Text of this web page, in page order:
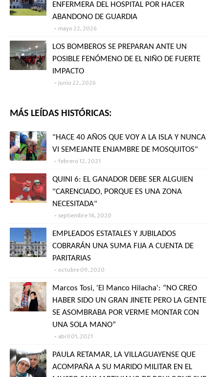
ENFERMERA DEL HOSPITAL POR HACER
ABANDONO DE GUARDIA
mayo 22, 2026
LOS BOMBEROS SE PREPARAN ANTE UN
POSIBLE FENÓMENO DE EL NIÑO DE FUERTE
IMPACTO
junio 22, 2026
MÁS LEÍDAS HISTÓRICAS:
"HACE 40 AÑOS QUE VOY A LA ISLA Y NUNCA
VI SEMEJANTE ENJAMBRE DE MOSQUITOS"
febrero 12, 2021
QUINI 6: EL GANADOR DEBE SER ALGUIEN
"CARENCIADO, PORQUE ES UNA ZONA
NECESITADA"
septiembre 14, 2020
EMPLEADOS ESTATALES Y JUBILADOS
COBRARÁN UNA SUMA FIJA A CUENTA DE
PARITARIAS
octubre 09, 2020
Marcos Tosi, 'El Manco Hilacha': “NO CREO
HABER SIDO UN GRAN JINETE PERO LA GENTE
SE ASOMBRABA POR VERME MONTAR CON
UNA SOLA MANO”
abril 01, 2021
PAULA RETAMAR, LA VILLAGUAYENSE QUE
ACOMPAÑA A SU MARIDO MILITAR EN EL